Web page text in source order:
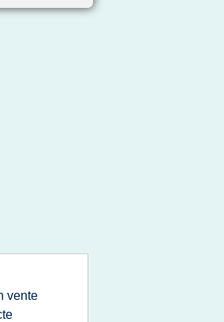
vente